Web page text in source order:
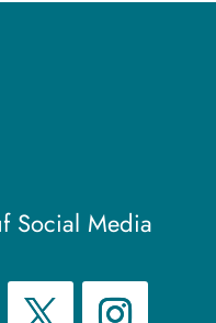
Social Media